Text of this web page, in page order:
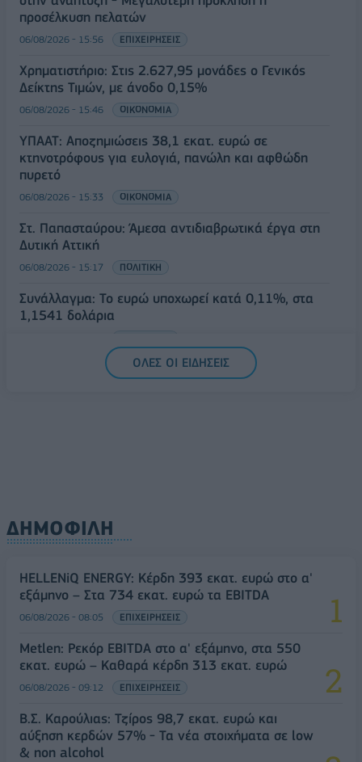
προσέλκυση πελατών
06/08/2026 - 15:56 ΕΠΙΧΕΙΡΗΣΕΙΣ
Χρηματιστήριο: Στις 2.627,95 μονάδες ο Γενικός
Δείκτης Τιμών, με άνοδο 0,15%
06/08/2026 - 15:46 ΟΙΚΟΝΟΜΙΑ
ΥΠΑΑΤ: Αποζημιώσεις 38,1 εκατ. ευρώ σε
κτηνοτρόφους για ευλογιά, πανώλη και αφθώδη
πυρετό
06/08/2026 - 15:33 ΟΙΚΟΝΟΜΙΑ
Στ. Παπασταύρου: Άμεσα αντιδιαβρωτικά έργα στη
Δυτική Αττική
06/08/2026 - 15:17 ΠΟΛΙΤΙΚΗ
Συνάλλαγμα: Το ευρώ υποχωρεί κατά 0,11%, στα
1,1541 δολάρια
ΟΛΕΣ ΟΙ ΕΙΔΗΣΕΙΣ
ΔΗΜΟΦΙΛΗ
HELLENiQ ENERGY: Κέρδη 393 εκατ. ευρώ στο α'
εξάμηνο – Στα 734 εκατ. ευρώ τα EBITDA
06/08/2026 - 08:05 ΕΠΙΧΕΙΡΗΣΕΙΣ
Metlen: Ρεκόρ EBITDA στο α' εξάμηνο, στα 550
εκατ. ευρώ – Καθαρά κέρδη 313 εκατ. ευρώ
06/08/2026 - 09:12 ΕΠΙΧΕΙΡΗΣΕΙΣ
Β.Σ. Καρούλιας: Τζίρος 98,7 εκατ. ευρώ και
αύξηση κερδών 57% - Τα νέα στοιχήματα σε low
& non alcohol